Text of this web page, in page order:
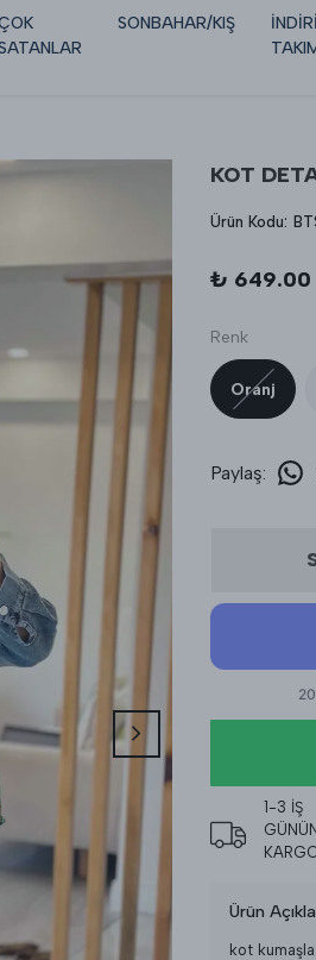
SONBAHAR/KIŞ
KOT
Ürün Kodu:
₺ 649.00
Renk
Oranj
Paylaş:
1-3 İŞ
Ürün
kot